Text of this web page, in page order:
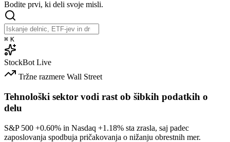
Bodite prvi, ki deli svoje misli.
⌘ K
StockBot Live
Tržne razmere Wall Street
Tehnološki sektor vodi rast ob šibkih podatkih o
delu
S&P 500 +0.60% in Nasdaq +1.18% sta zrasla, saj padec
zaposlovanja spodbuja pričakovanja o nižanju obrestnih mer.